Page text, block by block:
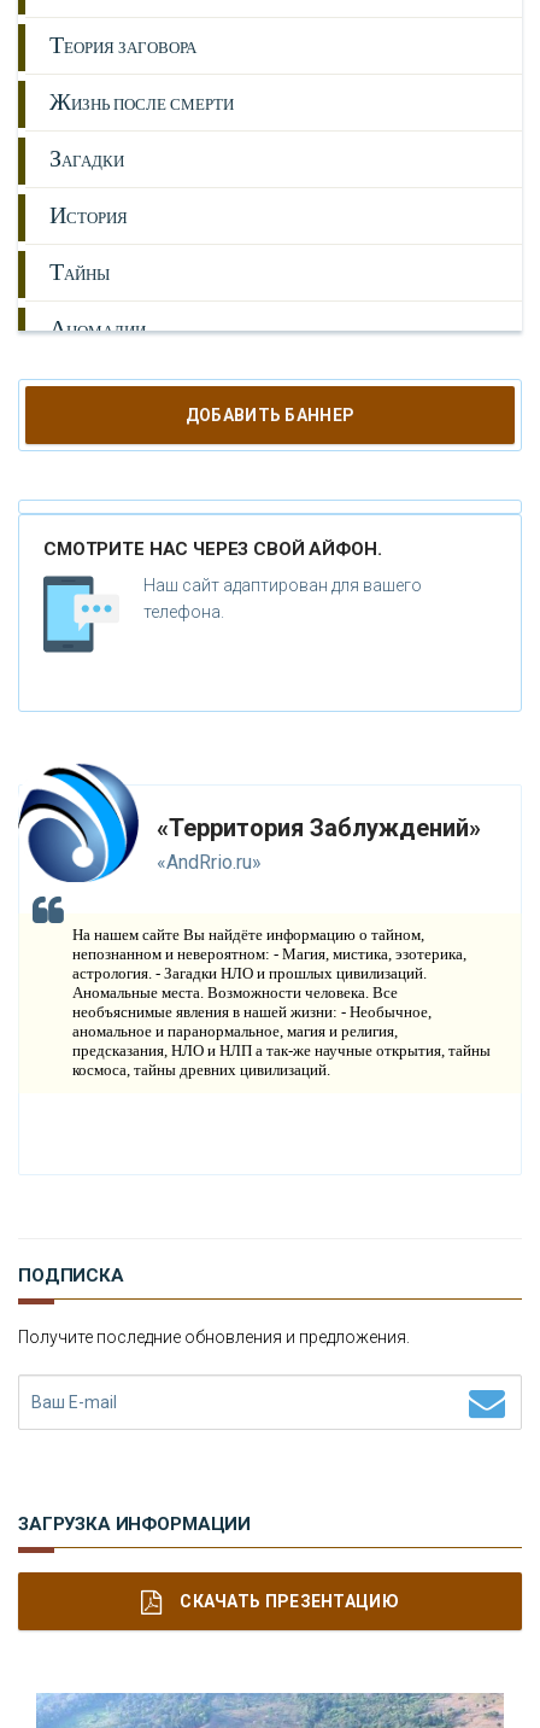
ТЕОРИЯ ЗАГОВОРА
ЖИЗНЬ ПОСЛЕ СМЕРТИ
ЗАГАДКИ
ИСТОРИЯ
ТАЙНЫ
АНОМАЛИИ
ГИПОТЕЗЫ
НЕПОЗНАННОЕ
МИСТИКА
РЕЛИГИЯ
РУЖИЕ
НОВЫЕ ТЕХНОЛОГИИ
РОГНОЗЫ И ПРОРОЧЕСТВА
П
ИДЕО НОВОСТИ
СТОРИЯ ОБО ВСЕМ НА СВЕТЕ
КОМПАНИИ
К
ДОБАВИТЬ БАННЕР
СМОТРИТЕ НАС ЧЕРЕЗ СВОЙ АЙФОН.
Наш сайт адаптирован для вашего
телефона.
«Территория Заблуждений»
«AndRrio.ru»
На нашем сайте Вы найдёте информацию о тайном,
непознанном и невероятном: - Магия, мистика, эзотерика,
астрология. - Загадки НЛО и прошлых цивилизаций.
Аномальные места. Возможности человека. Все
необъяснимые явления в нашей жизни: - Необычное,
аномальное и паранормальное, магия и религия,
предсказания, НЛО и НЛП а так-же научные открытия, тайны
космоса, тайны древних цивилизаций.
ПОДПИСКА
Получите последние обновления и предложения.
ЗАГРУЗКА ИНФОРМАЦИИ
СКАЧАТЬ ПРЕЗЕНТАЦИЮ